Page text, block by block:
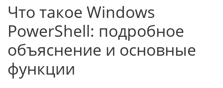
Что такое Windows
PowerShell: подробное
объяснение и основные
функции